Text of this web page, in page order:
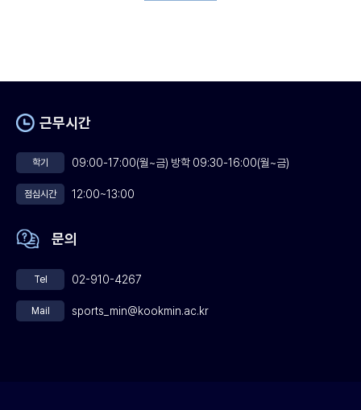
근무시간
학기 09:00-17:00(월~금) 방학 09:30-16:00(월~금)
점심시간 12:00~13:00
문의
Tel 02-910-4267
Mail sports_min@kookmin.ac.kr